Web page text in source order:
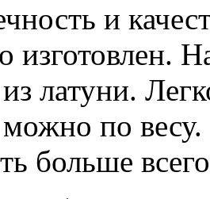
и
изготовлен.
латуни.
по
больше